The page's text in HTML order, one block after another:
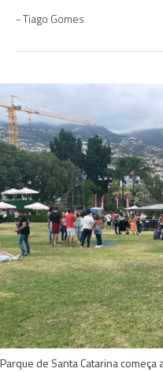
Tiago Gomes
Parque de Santa Catarina